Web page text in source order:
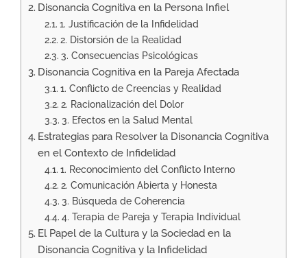
Disonancia Cognitiva en la Persona Infiel
1. Justificación de la Infidelidad
2. Distorsión de la Realidad
3. Consecuencias Psicológicas
Disonancia Cognitiva en la Pareja Afectada
1. Conflicto de Creencias y Realidad
2. Racionalización del Dolor
3. Efectos en la Salud Mental
Estrategias para Resolver la Disonancia Cognitiva
en el Contexto de Infidelidad
1. Reconocimiento del Conflicto Interno
2. Comunicación Abierta y Honesta
3. Búsqueda de Coherencia
4. Terapia de Pareja y Terapia Individual
El Papel de la Cultura y la Sociedad en la
Disonancia Cognitiva y la Infidelidad